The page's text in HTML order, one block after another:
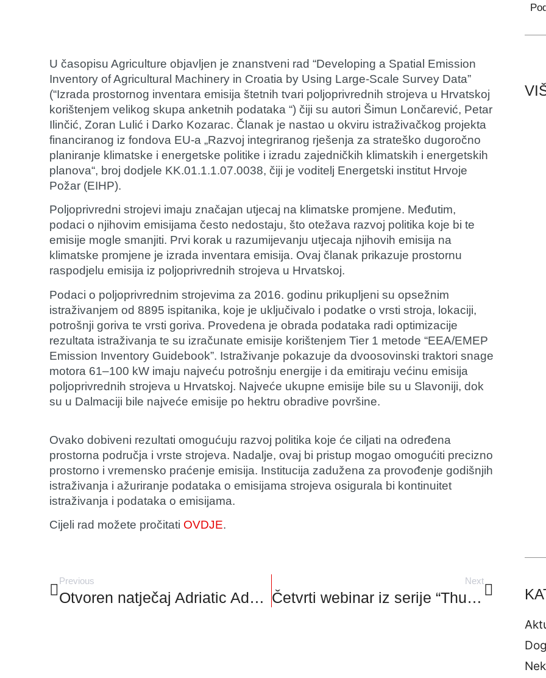
U časopisu Agriculture objavljen je znanstveni rad “Developing a Spatial Emission
Inventory of Agricultural Machinery in Croatia by Using Large-Scale Survey Data”
(“Izrada prostornog inventara emisija štetnih tvari poljoprivrednih strojeva u Hrvatskoj
korištenjem velikog skupa anketnih podataka “) čiji su autori Šimun Lončarević, Petar
Ilinčić, Zoran Lulić i Darko Kozarac. Članak je nastao u okviru istraživačkog projekta
financiranog iz fondova EU-a „Razvoj integriranog rješenja za strateško dugoročno
planiranje klimatske i energetske politike i izradu zajedničkih klimatskih i energetskih
planova“, broj dodjele KK.01.1.1.07.0038, čiji je voditelj Energetski institut Hrvoje
Požar (EIHP).
Poljoprivredni strojevi imaju značajan utjecaj na klimatske promjene. Međutim,
podaci o njihovim emisijama često nedostaju, što otežava razvoj politika koje bi te
emisije mogle smanjiti. Prvi korak u razumijevanju utjecaja njihovih emisija na
klimatske promjene je izrada inventara emisija. Ovaj članak prikazuje prostornu
raspodjelu emisija iz poljoprivrednih strojeva u Hrvatskoj.
Podaci o poljoprivrednim strojevima za 2016. godinu prikupljeni su opsežnim
istraživanjem od 8895 ispitanika, koje je uključivalo i podatke o vrsti stroja, lokaciji,
potrošnji goriva te vrsti goriva. Provedena je obrada podataka radi optimizacije
rezultata istraživanja te su izračunate emisije korištenjem Tier 1 metode “EEA/EMEP
Emission Inventory Guidebook”. Istraživanje pokazuje da dvoosovinski traktori snage
motora 61–100 kW imaju najveću potrošnju energije i da emitiraju većinu emisija
poljoprivrednih strojeva u Hrvatskoj. Najveće ukupne emisije bile su u Slavoniji, dok
su u Dalmaciji bile najveće emisije po hektru obradive površine.
Ovako dobiveni rezultati omogućuju razvoj politika koje će ciljati na određena
prostorna područja i vrste strojeva. Nadalje, ovaj bi pristup mogao omogućiti precizno
prostorno i vremensko praćenje emisija. Institucija zadužena za provođenje godišnjih
istraživanja i ažuriranje podataka o emisijama strojeva osigurala bi kontinuitet
istraživanja i podataka o emisijama.
Cijeli rad možete pročitati OVDJE.
Previous
Otvoren natječaj Adriatic Adaptation Award
Next
Četvrti webinar iz serije “Thursday CREATivE Talks”